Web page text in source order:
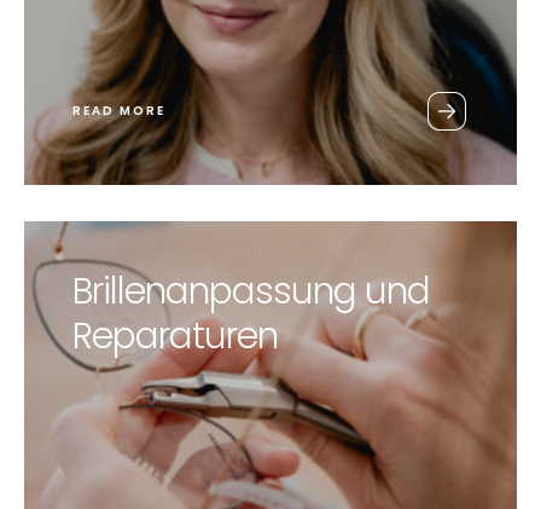
READ MORE
Brillenanpassung und
Reparaturen